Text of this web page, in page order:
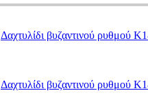
Δαχτυλίδι βυζαντινού ρυθμού
Δαχτυλίδι βυζαντινού ρυθμού